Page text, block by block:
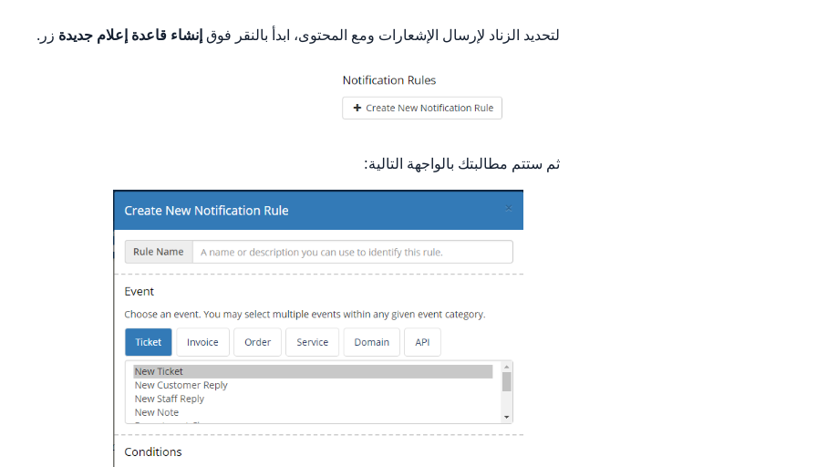
لتحديد الزناد لإرسال الإشعارات ومع المحتوى، ابدأ بالنقر فوقإنشاء قاعدة إعلام جديدة زر.
ثم ستتم مطالبتك بالواجهة التالية: